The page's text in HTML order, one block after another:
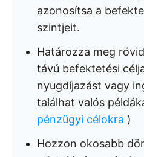
azonosítsa a
szintjeit.
Határozza meg
távú befektetési
nyugdíjazást vagy
találhat valós
pénzügyi célokra )
Hozzon okosabb